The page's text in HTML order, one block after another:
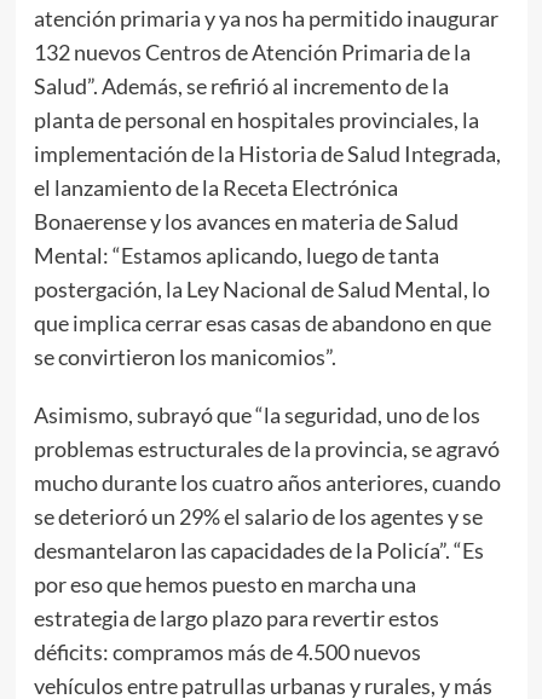
atención primaria y ya nos ha permitido inaugurar
132 nuevos Centros de Atención Primaria de la
Salud”. Además, se refirió al incremento de la
planta de personal en hospitales provinciales, la
implementación de la Historia de Salud Integrada,
el lanzamiento de la Receta Electrónica
Bonaerense y los avances en materia de Salud
Mental: “Estamos aplicando, luego de tanta
postergación, la Ley Nacional de Salud Mental, lo
que implica cerrar esas casas de abandono en que
se convirtieron los manicomios”.
Asimismo, subrayó que “la seguridad, uno de los
problemas estructurales de la provincia, se agravó
mucho durante los cuatro años anteriores, cuando
se deterioró un 29% el salario de los agentes y se
desmantelaron las capacidades de la Policía”. “Es
por eso que hemos puesto en marcha una
estrategia de largo plazo para revertir estos
déficits: compramos más de 4.500 nuevos
vehículos entre patrullas urbanas y rurales, y más